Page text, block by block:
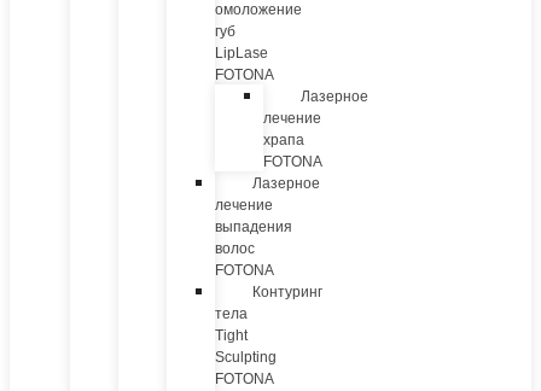
омоложение
губ
LipLase
FOTONA
Лазерное
лечение
храпа
FOTONA
Лазерное
лечение
выпадения
волос
FOTONA
Контуринг
тела
Tight
Sculpting
FOTONA